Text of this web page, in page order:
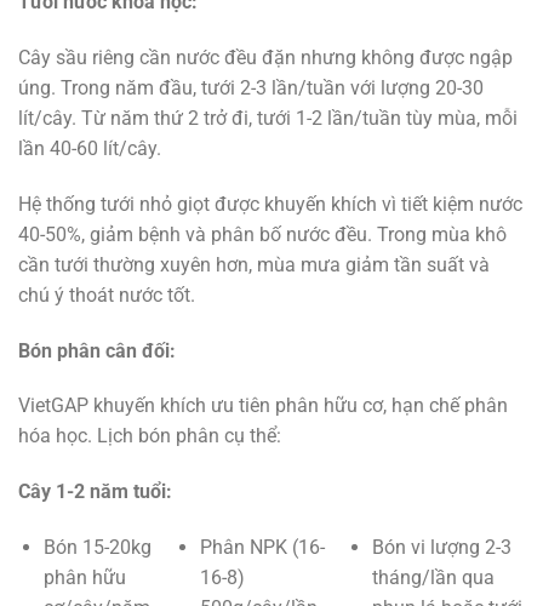
Cây sầu riêng cần nước đều đặn nhưng không được ngập
úng. Trong năm đầu, tưới 2-3 lần/tuần với lượng 20-30
lít/cây. Từ năm thứ 2 trở đi, tưới 1-2 lần/tuần tùy mùa, mỗi
lần 40-60 lít/cây.
Hệ thống tưới nhỏ giọt được khuyến khích vì tiết kiệm nước
40-50%, giảm bệnh và phân bố nước đều. Trong mùa khô
cần tưới thường xuyên hơn, mùa mưa giảm tần suất và
chú ý thoát nước tốt.
Bón phân cân đối:
VietGAP khuyến khích ưu tiên phân hữu cơ, hạn chế phân
hóa học. Lịch bón phân cụ thể:
Cây 1-2 năm tuổi:
Bón 15-20kg
phân hữu
Phân NPK (16-
16-8)
Bón vi lượng 2-3
tháng/lần qua